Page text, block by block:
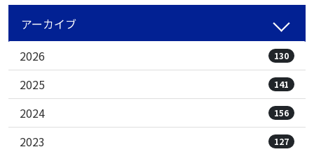
アーカイブ
2026
130
2025 141
2024 156
2023 127